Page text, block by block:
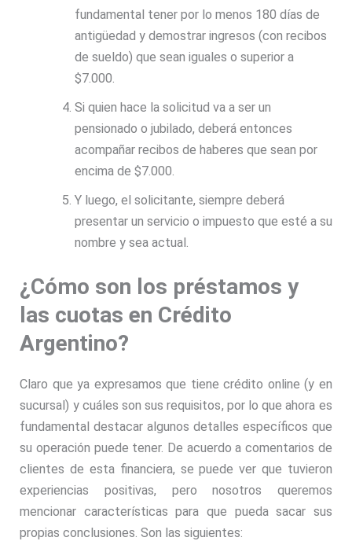
fundamental tener por lo menos 180 días de
antigüedad y demostrar ingresos (con recibos
de sueldo) que sean iguales o superior a
$7.000.
Si quien hace la solicitud va a ser un
pensionado o jubilado, deberá entonces
acompañar recibos de haberes que sean por
encima de $7.000.
Y luego, el solicitante, siempre deberá
presentar un servicio o impuesto que esté a su
nombre y sea actual.
¿Cómo son los préstamos y
las cuotas en Crédito
Argentino?
Claro que ya expresamos que tiene crédito online (y en
sucursal) y cuáles son sus requisitos, por lo que ahora es
fundamental destacar algunos detalles específicos que
su operación puede tener. De acuerdo a comentarios de
clientes de esta financiera, se puede ver que tuvieron
experiencias positivas, pero nosotros queremos
mencionar características para que pueda sacar sus
propias conclusiones. Son las siguientes: